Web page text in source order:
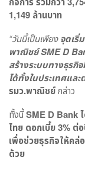
1,149 ล้านบาท
“วันนี้เป็นเพียงจุดเริ่
พาณิชย์SME D
สร้างระบบทางธุรกิ
ได้ทั้งในประเทศแล
รมว.พาณิชย์กล่าว
ทั้งนี้SME D Bank
ไทย ดอกเบี้ย 3% ต่
เพื่อช่วยธุรกิจให้คล่
ด้วย